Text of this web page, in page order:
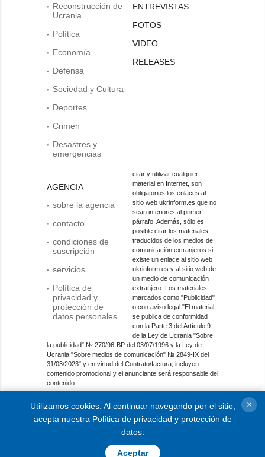
Reconstrucción de
Ucrania
Política
Economía
Defensa
Sociedad y Cultura
Deportes
Crimen
Desastres y
emergencias
AGENCIA
sobre la agencia
contacto
condiciones de
suscripción
servicios
Política de
privacidad y
protección de
datos personales
ENTREVISTAS
FOTOS
VIDEO
RELEASES
citar y utilizar cualquier
material en Internet, son
obligatorios los enlaces al
sitio web ukrinform.es que no
sean inferiores al primer
párrafo. Además, sólo es
posible citar los materiales
traducidos de los medios de
comunicación extranjeros si
existe un enlace al sitio web
ukrinform.es y al sitio web de
un medio de comunicación
extranjero. Los materiales
marcados como "Publicidad"
o con aviso legal "El material
se publica de conformidad
con la Parte 3 del Artículo 9
de la Ley de Ucrania "Sobre
la publicidad" № 270/96-ВР del 03/07/1996 y la Ley de
Ucrania "Sobre medios de comunicación" № 2849-IX del
31/03/2023" y en virtud del Contrato/factura, incluyen
contenido promocional y el anunciante será responsable del
contenido.
Entidad de medios en línea; identificador de medios: R40-
01421.
© 2015-2026 Ukrinform. Todos los derechos reservados.
Utilizamos cookies. Al continuar navegando por el sitio,
acepta nuestra Política de privacidad y protección de
datos.
Aceptar
×